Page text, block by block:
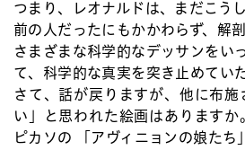
つまり、レオナルドは、まだこう
前の人だったにもかかわらず、解
さまざまな科学的なデッサンをい
て、科学的な真実を突き止めてい
さて、話が戻りますが、他に布施
い」と思われた絵画はありますか
ピカソの 「アヴィニョンの娘たち